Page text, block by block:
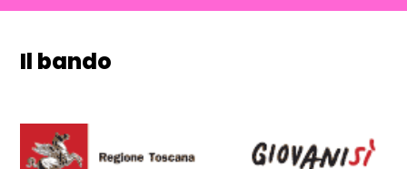
Il bando